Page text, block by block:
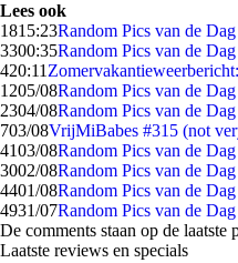
Lees ook
1815:23Random Pics van de
3300:35Random Pics van de
420:11
1205/08Random Pics van de
2304/08Random Pics van de
703/08VrijMiBabes #315 (not
4103/08Random Pics van de
3002/08Random Pics van de
4401/08Random Pics van de
4931/07Random Pics van de Dag
De comments staan op de laatste
Laatste reviews en specials